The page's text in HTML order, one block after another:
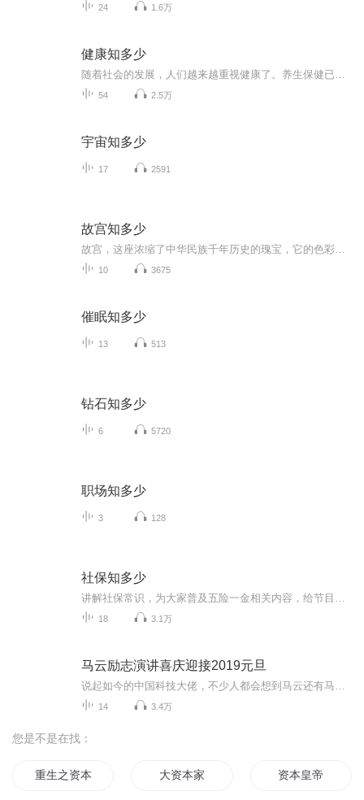
24 1.6万
健康知多少
54 2.5万
宇宙知多少
17 2591
故宫知多少
10 3675
催眠知多少
13 513
钻石知多少
6 5720
职场知多少
3 128
社保知多少
18 3.1万
马云励志演讲喜庆迎接2019元旦
14 3.4万
您是不是在找：
重生之资本皇帝 大资本家 资本皇帝